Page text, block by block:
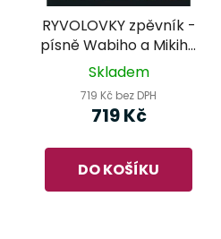
RYVOLOVKY zpěvník -
písně Wabiho a Mikiho
Ryvolů - 1.+2.díl
Skladem
719 Kč bez DPH
719 Kč
DO KOŠÍKU